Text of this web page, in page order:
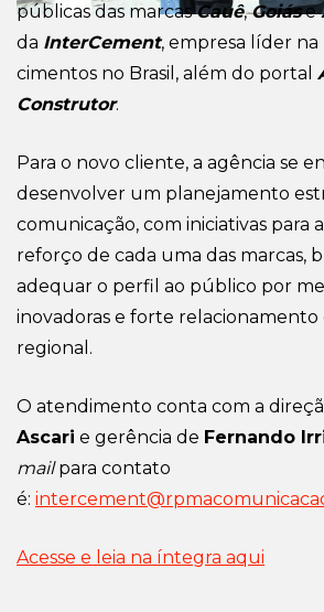
públicas das marcasCauê,Goiáse
da InterCement, empresa líder
cimentos no Brasil, além do portal
Construtor.
Para o novo cliente, a agência se
desenvolver um planejamento
comunicação, com iniciativas para
reforço de cada uma das marcas,
adequar o perfil ao público por
inovadoras e forte relacionamento
regional.
O atendimento conta com a
Ascari e gerência de Fernando
mailpara contato
é:
Acesse e leia na íntegra aqui